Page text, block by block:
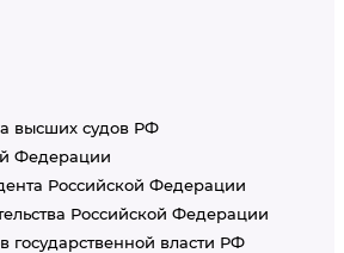
высших судов РФ
Федерации
Российской Федерации
Российской Федерации
государственной власти РФ